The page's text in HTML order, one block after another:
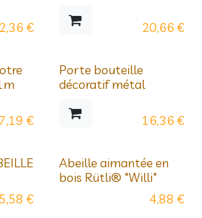
2,36 € 20,66 €
€
Porte bouteille
décoratif métal
16,36 €
5,58 €
Abeille aimantée en
bois Rütli® "Willi"
4,88 €